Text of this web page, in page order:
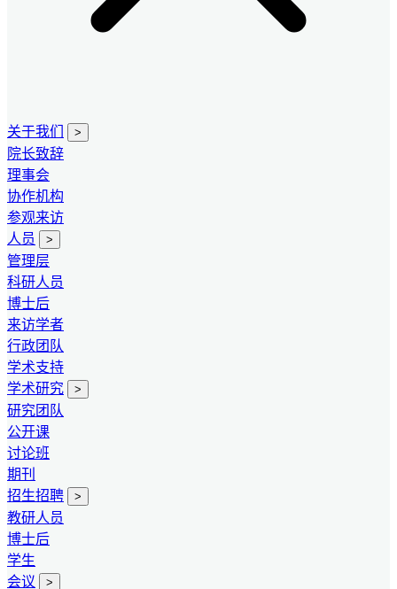
关于我们 >
院长致辞
理事会
协作机构
参观来访
人员
>
管理层
科研人员
博士后
来访学者
行政团队
学术支持
学术研究
>
研究团队
公开课
讨论班
期刊
招生招聘
>
教研人员
博士后
学生
会议
>